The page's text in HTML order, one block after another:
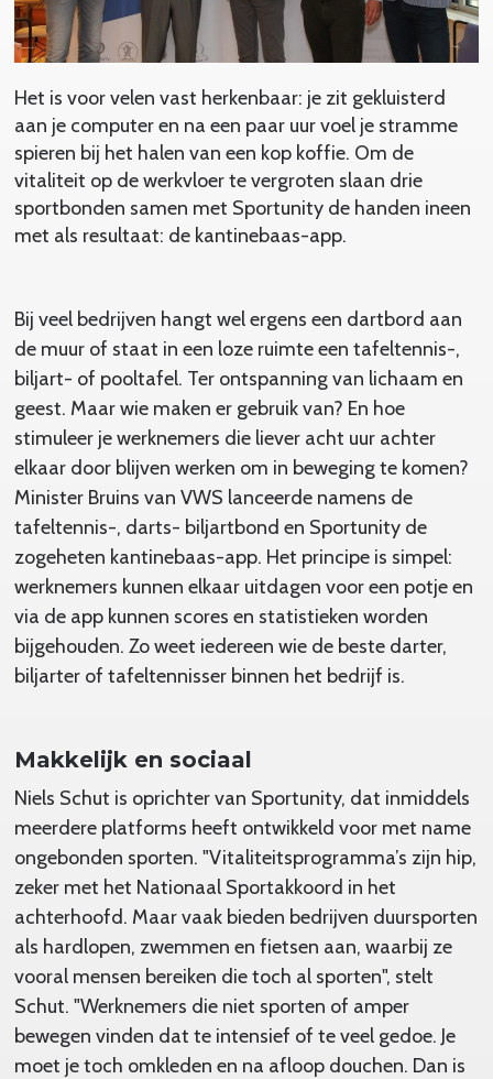
Het is voor velen vast herkenbaar: je zit gekluisterd
aan je computer en na een paar uur voel je stramme
spieren bij het halen van een kop koffie. Om de
vitaliteit op de werkvloer te vergroten slaan drie
sportbonden samen met Sportunity de handen ineen
met als resultaat: de kantinebaas-app.
Bij veel bedrijven hangt wel ergens een dartbord aan
de muur of staat in een loze ruimte een tafeltennis-,
biljart- of pooltafel. Ter ontspanning van lichaam en
geest. Maar wie maken er gebruik van? En hoe
stimuleer je werknemers die liever acht uur achter
elkaar door blijven werken om in beweging te komen?
Minister Bruins van VWS lanceerde namens de
tafeltennis-, darts- biljartbond en Sportunity de
zogeheten kantinebaas-app. Het principe is simpel:
werknemers kunnen elkaar uitdagen voor een potje en
via de app kunnen scores en statistieken worden
bijgehouden. Zo weet iedereen wie de beste darter,
biljarter of tafeltennisser binnen het bedrijf is.
Makkelijk en sociaal
Niels Schut is oprichter van Sportunity, dat inmiddels
meerdere platforms heeft ontwikkeld voor met name
ongebonden sporten. "Vitaliteitsprogramma’s zijn hip,
zeker met het Nationaal Sportakkoord in het
achterhoofd. Maar vaak bieden bedrijven duursporten
als hardlopen, zwemmen en fietsen aan, waarbij ze
vooral mensen bereiken die toch al sporten", stelt
Schut. "Werknemers die niet sporten of amper
bewegen vinden dat te intensief of te veel gedoe. Je
moet je toch omkleden en na afloop douchen. Dan is